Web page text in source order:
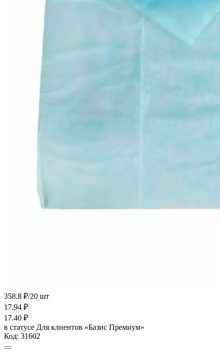
358.8 ₽/20 шт
17.94 ₽
17.40 ₽
в статусе Для клиентов «Базис Премиум»
Код: 31602